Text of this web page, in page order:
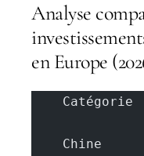
Analyse
en Europe
    Catégorie
    Chine